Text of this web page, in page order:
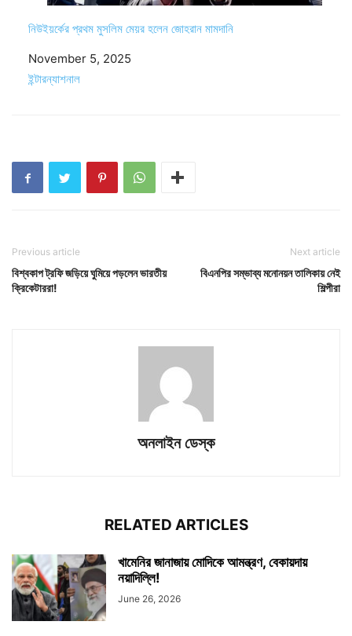
নিউইয়র্কের প্রথম মুসলিম মেয়র হলেন জোহরান মামদানি
Date
November 5, 2025
In relation to
ইন্টারন্যাশনাল
Previous article
বিশ্বকাপ ট্রফি জড়িয়ে ঘুমিয়ে পড়লেন ভারতীয়
ক্রিকেটাররা!
Next article
বিএনপির সম্ভাব্য মনোনয়ন তালিকায় নেই
শিল্পীরা
অনলাইন ডেস্ক
RELATED ARTICLES
খামেনির জানাজায় মোদিকে আমন্ত্রণ, বেকায়দায়
নয়াদিল্লি!
June 26, 2026